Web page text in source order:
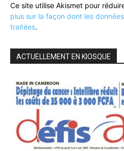
Ce site utilise Akismet pour
plus sur la façon dont les
traitées.
ACTUELLEMENT EN KIOSQUE